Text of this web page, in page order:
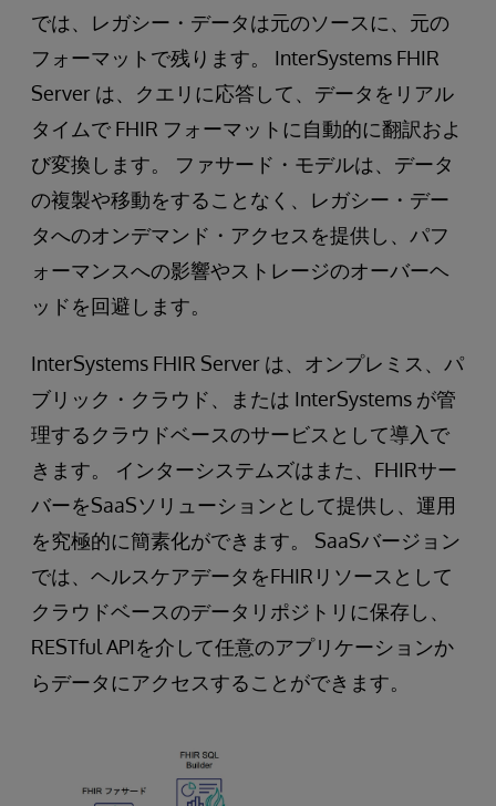
では、レガシー・データは元のソースに、元の
フォーマットで残ります。 InterSystems FHIR
Server は、クエリに応答して、データをリアル
タイムで FHIR フォーマットに自動的に翻訳およ
び変換します。 ファサード・モデルは、データ
の複製や移動をすることなく、レガシー・デー
タへのオンデマンド・アクセスを提供し、パフ
ォーマンスへの影響やストレージのオーバーヘ
ッドを回避します。
InterSystems FHIR Server は、オンプレミス、パ
ブリック・クラウド、または InterSystems が管
理するクラウドベースのサービスとして導入で
きます。 インターシステムズはまた、FHIRサー
バーをSaaSソリューションとして提供し、運用
を究極的に簡素化ができます。 SaaSバージョン
では、ヘルスケアデータをFHIRリソースとして
クラウドベースのデータリポジトリに保存し、
RESTful APIを介して任意のアプリケーションか
らデータにアクセスすることができます。